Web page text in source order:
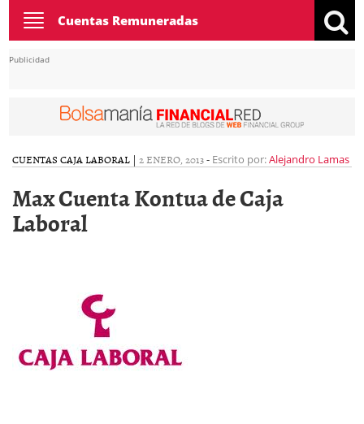
Toggle
navigation
Cuentas Remuneradas
Publicidad
CUENTAS CAJA LABORAL | 2 ENERO, 2013- Escrito por:Alejandro Lamas
Max Cuenta Kontua de Caja
Laboral